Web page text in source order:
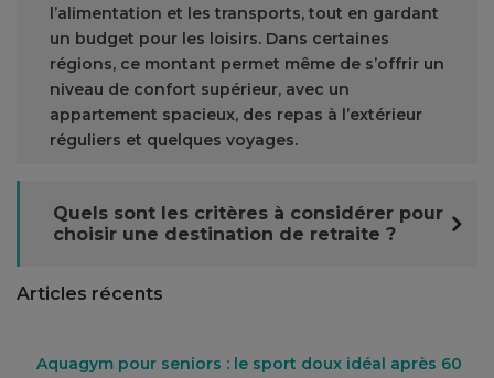
l’alimentation et les transports, tout en gardant
un budget pour les loisirs. Dans certaines
régions, ce montant permet même de s’offrir un
niveau de confort supérieur, avec un
appartement spacieux, des repas à l’extérieur
réguliers et quelques voyages.
Quels sont les critères à considérer pour
choisir une destination de retraite ?
Articles récents
Aquagym pour seniors : le sport doux idéal après 60